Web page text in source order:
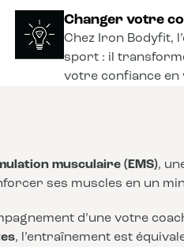
Changer votre
Chez Iron Bodyfit,
sport : il
votre confiance en
musculaire (EMS),
ses muscles en un
d’une votre
, l’entraînement est